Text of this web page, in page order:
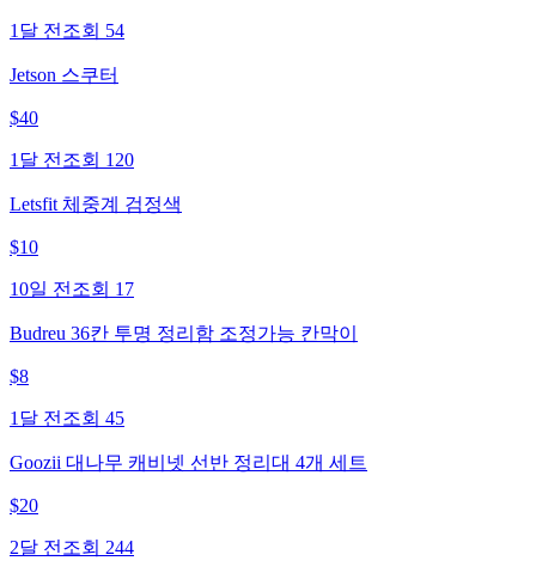
1달 전 조회 54
Jetson 스쿠터
$40
1달 전 조회 120
Letsfit 체중계 검정색
$10
10일 전 조회 17
Budreu 36칸 투명 정리함 조정가능 칸막이
$8
1달 전 조회 45
Goozii 대나무 캐비넷 선반 정리대 4개 세트
$20
2달 전 조회 244